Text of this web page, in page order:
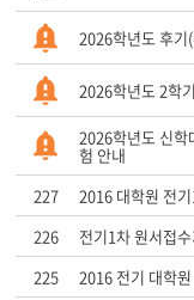
2026학년도 후기
2026학년도 2학
2026학년도 신학
험 안내
227 2016 대학원 전
226
전기1차 원서접
225
2016 전기 대학